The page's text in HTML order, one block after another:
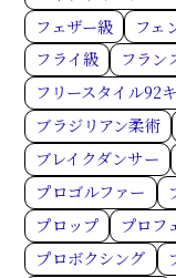
フェザー級
フェ
フライ級
フラン
フリースタイル92
ブラジリアン柔術
ブレイクダンサー
プロゴルファー
プロップ
プロフ
プロボクシング